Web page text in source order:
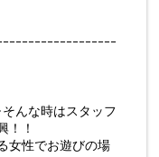
ｰｰｰｰｰｰｰｰｰｰｰｰｰｰｰｰｰ
んな時はスタッフ
！！
女性でお遊びの場